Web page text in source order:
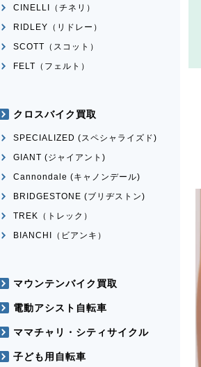
CINELLI（チネリ）
RIDLEY（リドレー）
SCOTT（スコット）
FELT（フェルト）
クロスバイク買取
SPECIALIZED (スペシャライズド)
GIANT (ジャイアント)
Cannondale (キャノンデール)
BRIDGESTONE (ブリヂストン)
TREK（トレック）
BIANCHI（ビアンキ）
マウンテンバイク買取
電動アシスト自転車
ママチャリ・シティサイクル
子ども用自転車